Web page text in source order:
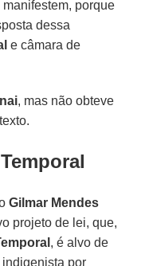
porque
dessa
e câmara de
, mas não obteve
Gilmar Mendes
projeto de lei, que,
, é alvo de
por